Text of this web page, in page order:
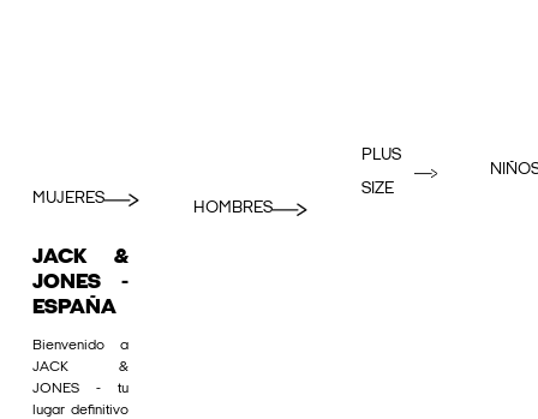
MUJERES
HOMBRES
PLUS
SIZE
JACK &
JONES -
ESPAÑA
Bienvenido a
JACK &
JONES - tu
lugar definitivo